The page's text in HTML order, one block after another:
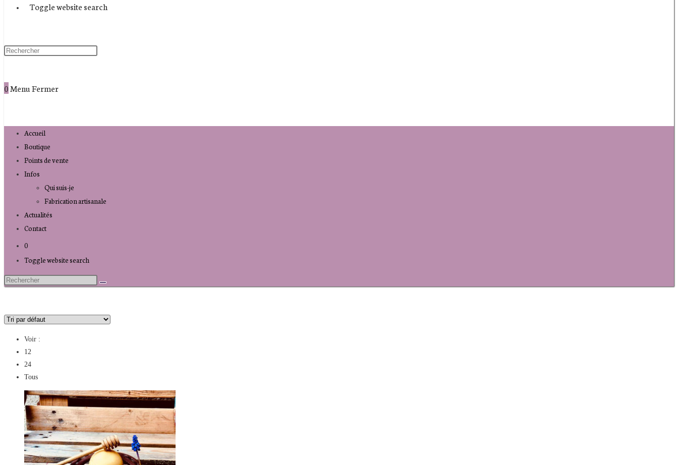
Toggle website search
0Menu Fermer
Accueil
Boutique
Points de vente
Infos
Qui suis-je
Fabrication artisanale
Actualités
Contact
0
Toggle website search
Voir :
12
24
Tous